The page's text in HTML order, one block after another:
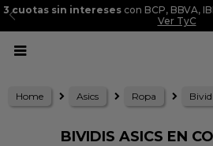
3 cuotas sin intereses con BCP, BBVA,
Ver TyC

Home Asics Ropa
BIVIDIS ASICS EN